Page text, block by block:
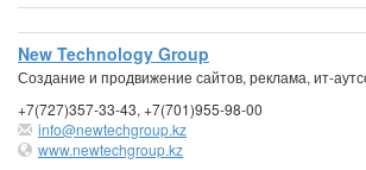
New Technology Group
Создание и продвижение сайтов, реклама, ит-
+7(727)357-33-43, +7(701)955-98-00
info@newtechgroup.kz
www.newtechgroup.kz